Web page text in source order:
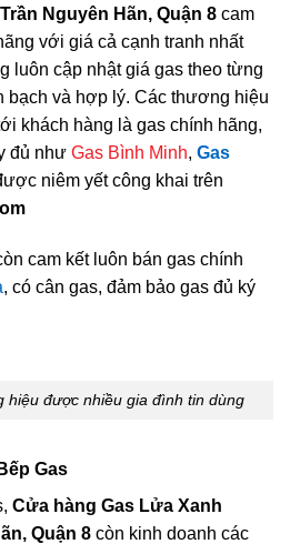
Nguyên Hãn, Quận 8 cam
với giá cả cạnh tranh nhất
luôn cập nhật giá gas theo từng
bạch và hợp lý. Các thương hiệu
khách hàng là gas chính hãng,
đủ như Gas Bình Minh, Gas
niêm yết công khai trên
cam kết luôn bán gas chính
, có cân gas, đảm bảo gas đủ ký
hiệu được nhiều gia đình tin dùng
Gas
Cửa hàng Gas Lửa Xanh
Quận 8 còn kinh doanh các